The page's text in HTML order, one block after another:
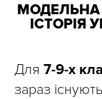
МОДЕЛЬНА
ІСТОРІЯ
Для 7-9-х
зараз